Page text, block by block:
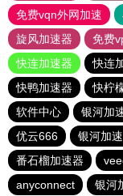
免费vqn外网加速
旋风加速器
免费
快连加速器
快连
快鸭加速器
快柠
软件中心
银河加
优云666
银河加
番石榴加速器
anyconnect
银河